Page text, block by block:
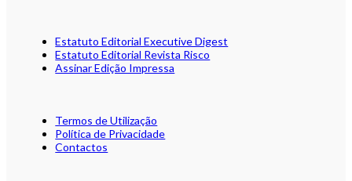
Estatuto Editorial Executive Digest
Estatuto Editorial Revista Risco
Assinar Edição Impressa
Termos de Utilização
Política de Privacidade
Contactos